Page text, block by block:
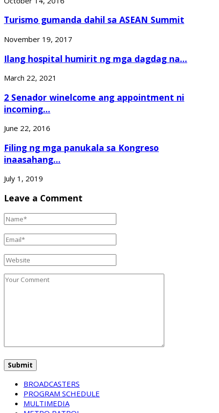
Turismo gumanda dahil sa ASEAN Summit
November 19, 2017
Ilang hospital humirit ng mga dagdag na...
March 22, 2021
2 Senador winelcome ang appointment ni
incoming...
June 22, 2016
Filing ng mga panukala sa Kongreso
inaasahang...
July 1, 2019
Leave a Comment
BROADCASTERS
PROGRAM SCHEDULE
MULTIMEDIA